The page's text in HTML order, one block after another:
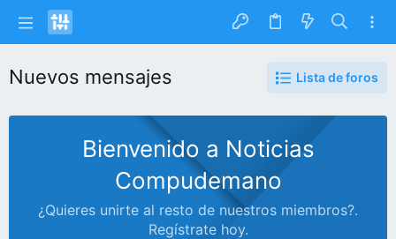
Nuevos mensajes Lista de foros
Bienvenido a Noticias
Compudemano
¿Quieres unirte al resto de nuestros miembros?.
Regístrate hoy.